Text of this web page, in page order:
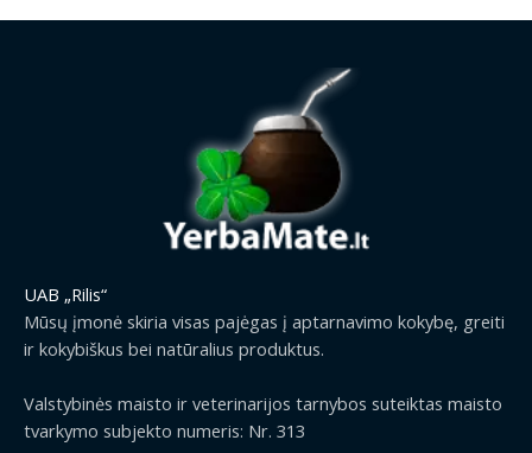
UAB „Rilis“
Mūsų įmonė skiria visas pajėgas į aptarnavimo kokybę, greiti
ir kokybiškus bei natūralius produktus.
Valstybinės maisto ir veterinarijos tarnybos suteiktas maisto
tvarkymo subjekto numeris: Nr. 313